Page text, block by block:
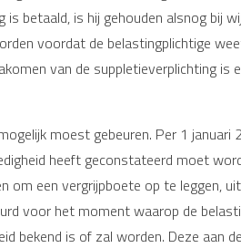
betaald, is hij gehouden alsnog bij
voordat de belastingplichtige
van de suppletieverplichting
moest gebeuren. Per 1
heeft geconstateerd moet
om een vergrijpboete op te leggen,
voor het moment waarop de
bekend is of zal worden. Deze aan